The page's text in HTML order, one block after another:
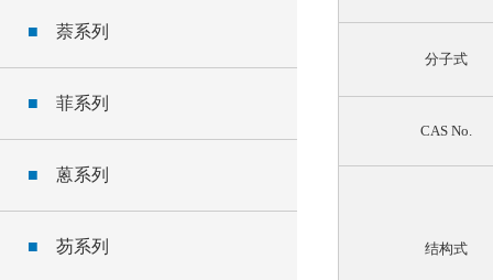
■ 萘系列
■ 菲系列
■ 蒽系列
■ 芴系列
分子式
CAS No.
结构式